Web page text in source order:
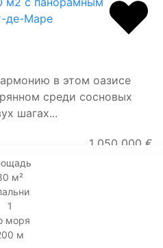
де-Маре
в этом оазисе
среди сосновых
шагах...
1 050 000 €
м²
1
моря
м